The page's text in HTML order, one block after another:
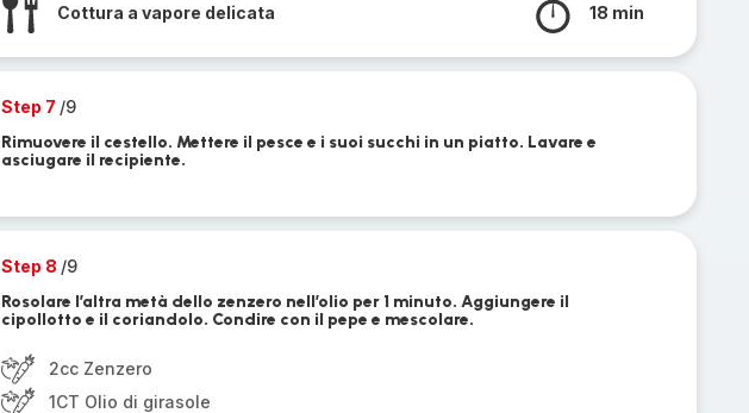
Cottura a vapore delicata 18 min
Step 7 /9
Rimuovere il cestello. Mettere il pesce e i suoi succhi in un piatto. Lavare e
asciugare il recipiente.
Step 8 /9
Rosolare l’altra metà dello zenzero nell’olio per 1 minuto. Aggiungere il
cipollotto e il coriandolo. Condire con il pepe e mescolare.
2cc Zenzero
1CT Olio di girasole